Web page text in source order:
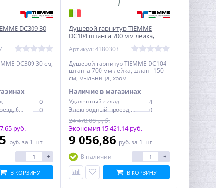
DC309 30
DC309 30 см,
0
Электродный проезд, 6с1
0
руб.
руб. за 1 шт
- +
В КОРЗИНУ
Душевой гарнитур TIEMME
DC104 штанга 700 мм лейка,
шланг 150 см, мыльница, хром
Артикул: 4180303
Душевой гарнитур TIEMME DC104
штанга 700 мм лейка, шланг 150
см, мыльница, хром
Наличие в магазинах
Удаленный склад 4
Электродный проезд, 6с1
0
24 478,00 руб.
Экономия 15 421,14 руб.
9 056,86 руб. за 1 шт
В наличии
- +
В КОРЗИНУ